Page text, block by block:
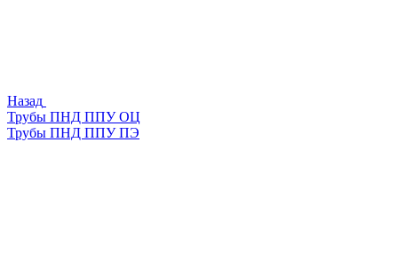
Назад
Трубы ПНД ППУ ОЦ
Трубы ПНД ППУ ПЭ